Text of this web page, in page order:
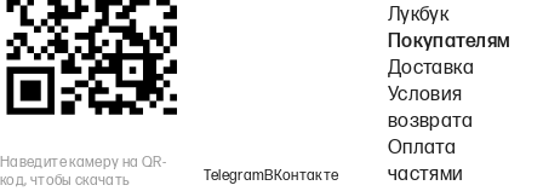
Наведите камеру на QR-
код, чтобы скачать
TelegramВКонтакте
Лукбук
Покупателям
Доставка
Условия
возврата
Оплата
частями